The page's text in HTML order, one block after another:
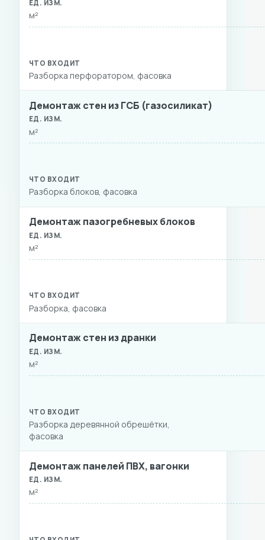
м²
Разборка перфоратором, фасовка
Демонтаж стен из ГСБ (газосиликат)
м²
Разборка блоков, фасовка
Демонтаж пазогребневых блоков
м²
Разборка, фасовка
Демонтаж стен из дранки
м²
Разборка деревянной обрешётки,
фасовка
Демонтаж панелей ПВХ, вагонки
м²